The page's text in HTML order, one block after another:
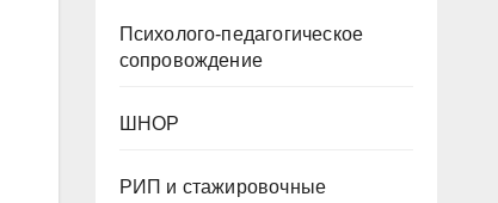
Психолого-педагогическое
сопровождение
ШНОР
РИП и стажировочные